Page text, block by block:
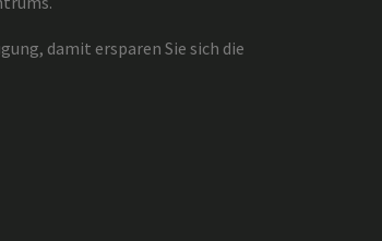
damit ersparen Sie sich die